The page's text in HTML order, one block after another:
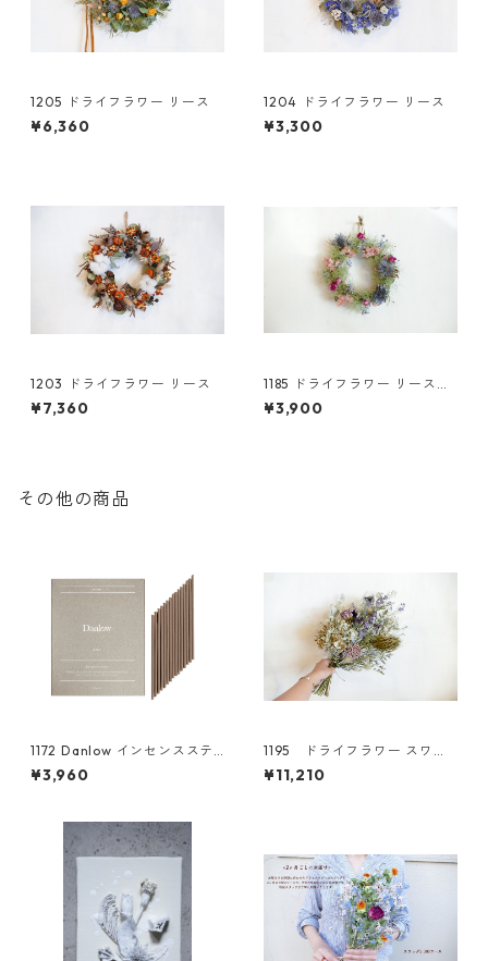
1205 ドライフラワー リース
¥6,360
1204 ドライフラワー リース
¥3,300
1203 ドライフラワー リース
¥7,360
1185 ドライフラワー リース
スモークツリー
¥3,900
その他の商品
1172 Danlow インセンスステ
ィック-GINIC(ジニック)-
¥3,960
1195 ドライフラワー スワッ
グ アジサイ
¥11,210